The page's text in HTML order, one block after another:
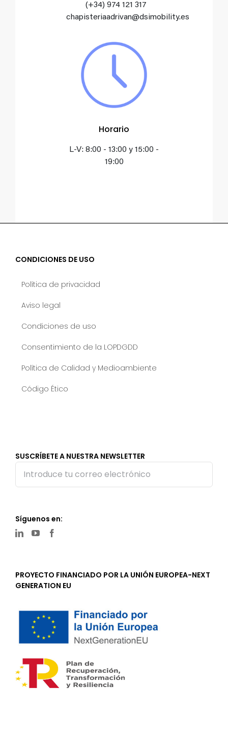
(+34) 974 121 317
chapisteriaadrivan@dsimobility.es
Horario
L-V: 8:00 - 13:00 y 15:00 -
19:00
CONDICIONES DE USO
Política de privacidad
Aviso legal
Condiciones de uso
Consentimiento de la LOPDGDD
Política de Calidad y Medioambiente
Código Ético
SUSCRÍBETE A NUESTRA NEWSLETTER
Síguenos en:
PROYECTO FINANCIADO POR LA UNIÓN EUROPEA-NEXT
GENERATION EU